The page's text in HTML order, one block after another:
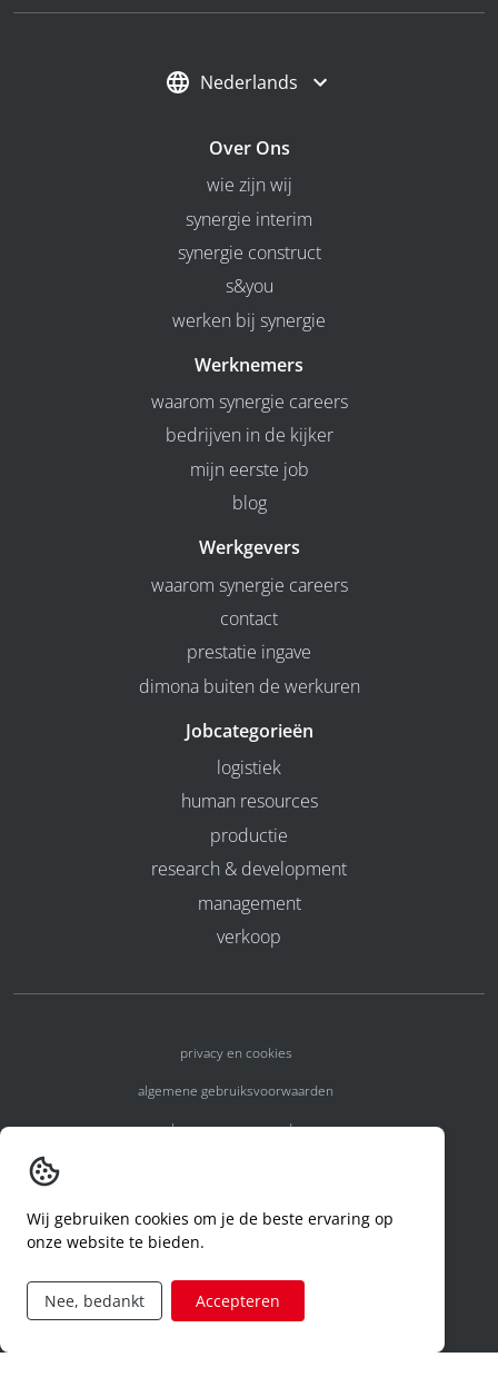
Nederlands
Over Ons
wie zijn wij
synergie interim
synergie construct
s&you
werken bij synergie
Werknemers
waarom synergie careers
bedrijven in de kijker
mijn eerste job
blog
Werkgevers
waarom synergie careers
contact
prestatie ingave
dimona buiten de werkuren
Jobcategorieën
logistiek
human resources
productie
research & development
management
verkoop
privacy en cookies
algemene gebruiksvoorwaarden
algemene voorwaarden
code of conduct
aanvraag rechten ivm privacy
Wij gebruiken cookies om je de beste ervaring op
onze website te bieden.
Nee, bedankt Accepteren